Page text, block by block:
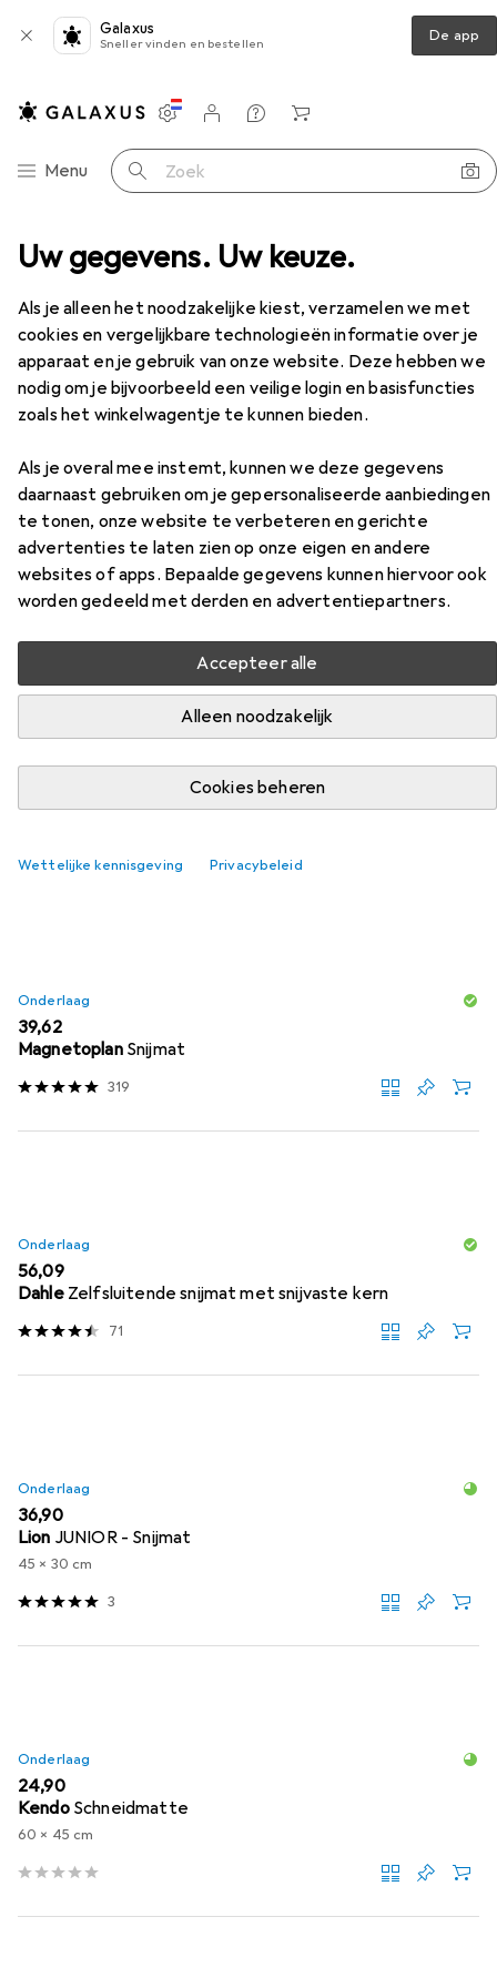
Uw gegevens. Uw keuze.
Als je alleen het noodzakelijke kiest, verzamelen we met
cookies en vergelijkbare technologieën informatie over je
apparaat en je gebruik van onze website. Deze hebben we
nodig om je bijvoorbeeld een veilige login en basisfuncties
zoals het winkelwagentje te kunnen bieden.
Als je overal mee instemt, kunnen we deze gegevens
daarnaast gebruiken om je gepersonaliseerde aanbiedingen
te tonen, onze website te verbeteren en gerichte
advertenties te laten zien op onze eigen en andere
websites of apps. Bepaalde gegevens kunnen hiervoor ook
worden gedeeld met derden en advertentiepartners.
Accepteer alle
Alleen noodzakelijk
Cookies beheren
Wettelijke kennisgeving Privacybeleid
Galaxus
Sneller vinden en bestellen De app
Categorie navigatie
Menu Zoek op
Instellingen
Klantenaccount
Produktvergelijking
Verlanglijstje
Winkelmandje
Snijders Black & Decker Snijder
Black & DeckerSnijder
Snijders
Accessoires voor Black & Decker
Snijder
Vind bijpassende accessoires voor de Black & Decker
Snijder uit de categorie Onderlaag.
Relevantie
Vantage snijmat
60 x 90 cm
Onderlaag
EUR
39,62
Magnetoplan Snijmat
319
Onderlaag
EUR
56,09
Dahle Zelfsluitende snijmat met snijvaste kern
71
Onderlaag
EUR
36,90
Lion JUNIOR - Snijmat
45 x 30 cm
3
Onderlaag
EUR
24,90
Kendo Schneidmatte
60 x 45 cm